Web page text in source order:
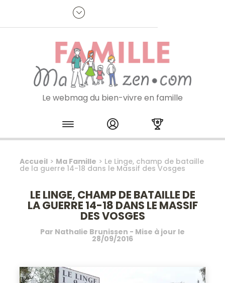
Je m'inscris à la newsletter
Le webmag du bien-vivre en famille
Skip to content
Accueil > Ma Famille > Le Linge, champ de bataille
de la guerre 14-18 dans le Massif des Vosges
LE LINGE, CHAMP DE BATAILLE DE
LA GUERRE 14-18 DANS LE MASSIF
DES VOSGES
Par Nathalie Brunissen - Mise à jour le
28/09/2016
Panneau de gestion des cookies